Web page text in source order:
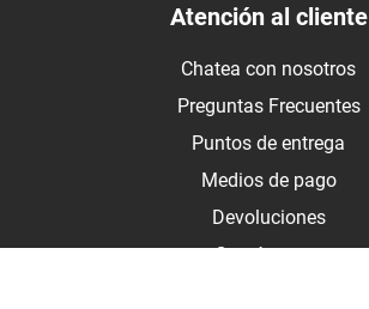
Atención al cliente
Chatea con nosotros
Preguntas Frecuentes
Puntos de entrega
Medios de pago
Devoluciones
Contáctanos